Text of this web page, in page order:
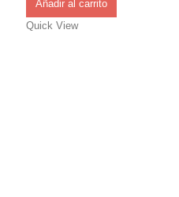
original
era:
actual
Añadir al carrito
Quick View